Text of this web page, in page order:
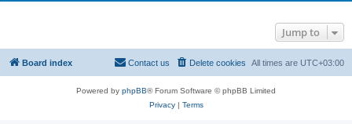
Jump to
Board index All times are UTC+03:00
Delete cookies
Contact us
Powered by phpBB® Forum Software © phpBB Limited
Privacy| Terms